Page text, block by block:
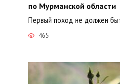
по Мурманской области
Первый поход не должен
465